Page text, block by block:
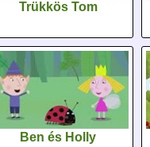
Trükkös Tom
Ben és Holly